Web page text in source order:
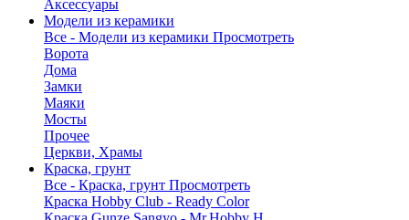
Аксессуары
Модели из керамики
Все - Модели из керамики Просмотреть
Ворота
Дома
Замки
Маяки
Мосты
Прочее
Церкви, Храмы
Краска, грунт
Все - Краска, грунт Просмотреть
Краска Hobby Club - Ready Color